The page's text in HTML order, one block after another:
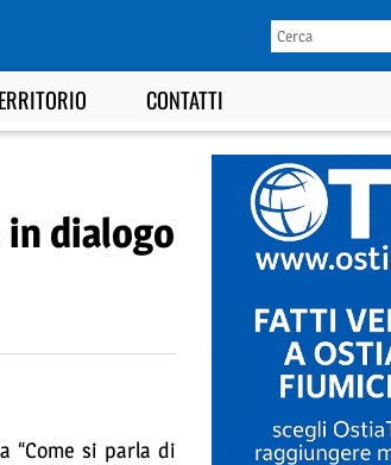
CONTATTI
in dialogo
“Come si parla di